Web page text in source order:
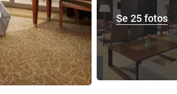
Se 25 fotos